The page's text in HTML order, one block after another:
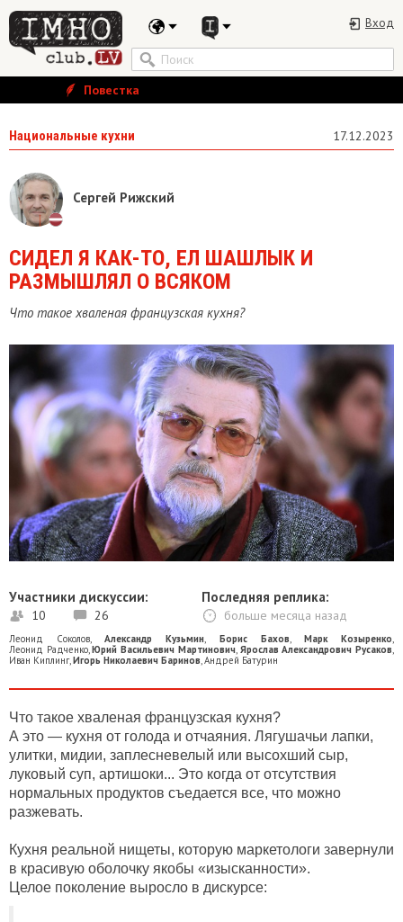
Вход
Повестка
Национальные кухни 17.12.2023
Сергей Рижский
СИДЕЛ Я КАК-ТО, ЕЛ ШАШЛЫК И
РАЗМЫШЛЯЛ О ВСЯКОМ
Что такое хваленая французская кухня?
Участники дискуссии:
10 26
Последняя реплика:
больше месяца назад
Леонид Соколов,Александр Кузьмин, Борис Бахов, Марк Козыренко,
Леонид Радченко,Юрий Васильевич Мартинович, Ярослав Александрович Русаков,
Иван Киплинг,Игорь Николаевич Баринов,Андрей Батурин
Что такое хваленая французская кухня?
А это — кухня от голода и отчаяния. Лягушачьи лапки,
улитки, мидии, заплесневелый или высохший сыр,
луковый суп, артишоки... Это когда от отсутствия
нормальных продуктов съедается все, что можно
разжевать.
Кухня реальной нищеты, которую маркетологи завернули
в красивую оболочку якобы «изысканности».
Целое поколение выросло в дискурсе: